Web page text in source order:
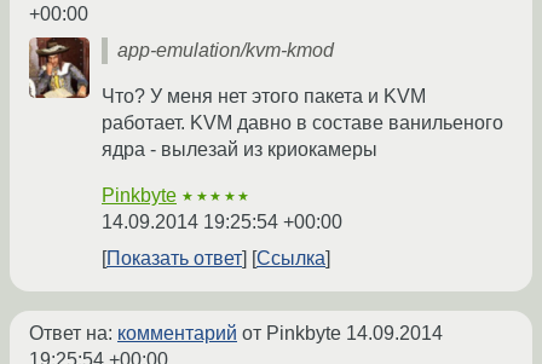
+00:00
app-emulation/kvm-kmod
Что? У меня нет этого пакета и KVM
работает. KVM давно в составе ванильеного
ядра - вылезай из криокамеры
Pinkbyte ★★★★★
14.09.2014 19:25:54 +00:00
Показать ответ
Ссылка
Ответ на: комментарий от Pinkbyte 14.09.2014